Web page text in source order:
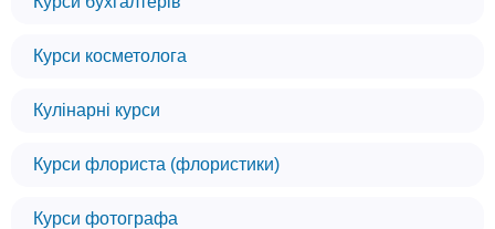
Курси косметолога
Кулінарні курси
Курси флориста (флористики)
Курси фотографа